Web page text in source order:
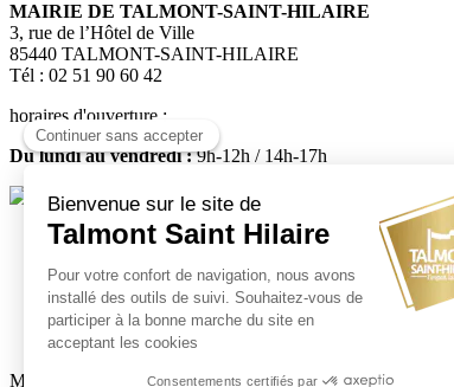
MAIRIE DE TALMONT-SAINT-HILAIRE
3, rue de l’Hôtel de Ville
85440 TALMONT-SAINT-HILAIRE
Tél : 02 51 90 60 42
horaires d'ouverture :
Du lundi au vendredi :9h-12h / 14h-17h
Mairie de Talmont Saint Hilaire - Tous droits réservés - 2024